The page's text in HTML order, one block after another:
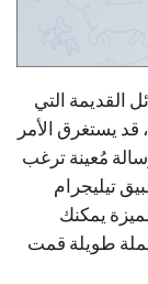
القديمة التي
يستغرق الأمر
مُعينة ترغب
تيليجرام
يمكنك
طويلة قمت